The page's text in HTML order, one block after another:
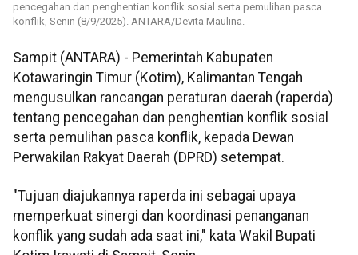
pencegahan dan penghentian konflik sosial serta pemulihan pasca
konflik, Senin (8/9/2025). ANTARA/Devita Maulina.
Sampit (ANTARA) - Pemerintah Kabupaten
Kotawaringin Timur (Kotim), Kalimantan Tengah
mengusulkan rancangan peraturan daerah (raperda)
tentang pencegahan dan penghentian konflik sosial
serta pemulihan pasca konflik, kepada Dewan
Perwakilan Rakyat Daerah (DPRD) setempat.
"Tujuan diajukannya raperda ini sebagai upaya
memperkuat sinergi dan koordinasi penanganan
konflik yang sudah ada saat ini," kata Wakil Bupati